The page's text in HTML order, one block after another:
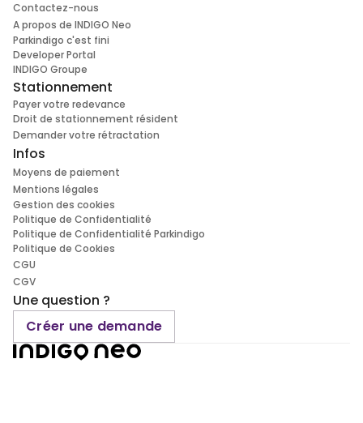
Contactez-nous
A propos de INDIGO Neo
Parkindigo c'est fini
Developer Portal
INDIGO Groupe
Stationnement
Payer votre redevance
Droit de stationnement résident
Demander votre rétractation
Infos
Moyens de paiement
Mentions légales
Gestion des cookies
Politique de Confidentialité
Politique de Confidentialité Parkindigo
Politique de Cookies
CGU
CGV
Une question ?
Créer une demande